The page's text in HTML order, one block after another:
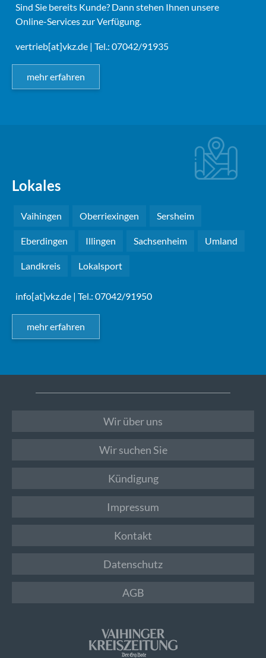
Sind Sie bereits Kunde? Dann stehen Ihnen unsere
Online-Services zur Verfügung.
vertrieb[at]vkz.de | Tel.: 07042/91935
mehr erfahren
Lokales
Vaihingen Oberriexingen Sersheim
Eberdingen Illingen Sachsenheim Umland
Landkreis Lokalsport
info[at]vkz.de | Tel.: 07042/91950
mehr erfahren
Wir über uns
Wir suchen Sie
Kündigung
Impressum
Kontakt
Datenschutz
AGB